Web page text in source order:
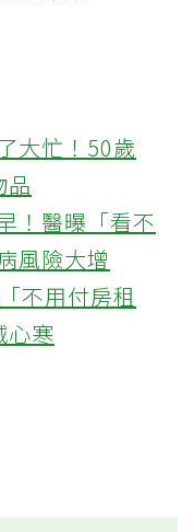
大忙！50歲
品
！醫曝「看不
風險大增
不用付房租
心寒